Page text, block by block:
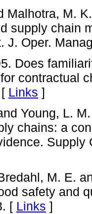
Malhotra, M.
supply chain
J. Oper.
Does
contractual
Links ]
Young, L.
chains: a
Supply
M. E.
safety and
[ Links ]